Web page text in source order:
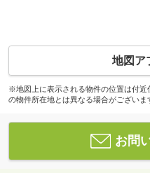
地図ア
※地図上に表示される物件の位置は付
の物件所在地とは異なる場合がございま
お問